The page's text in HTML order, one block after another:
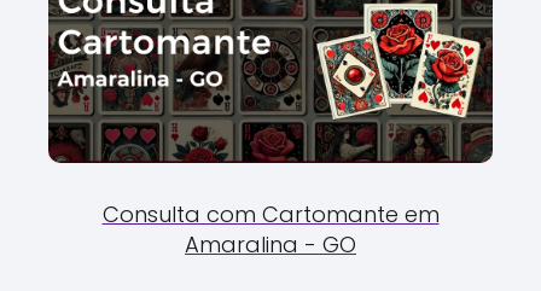
Consulta com Cartomante em
Amaralina - GO